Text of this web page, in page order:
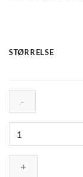
STØRRELSE
Airy
blue